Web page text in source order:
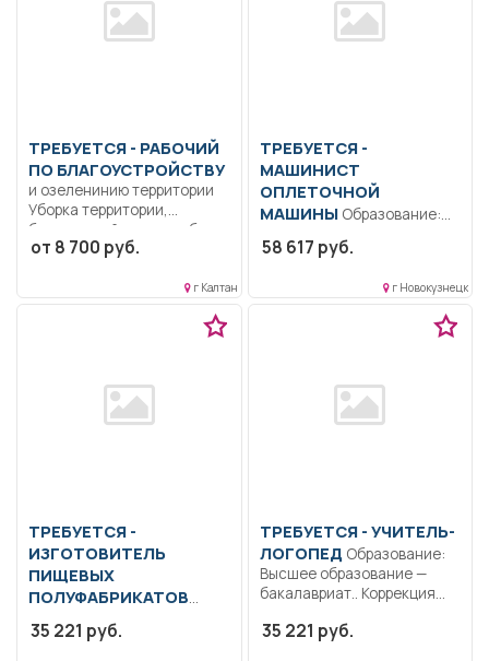
ТРЕБУЕТСЯ - РАБОЧИЙ
ПО БЛАГОУСТРОЙСТВУ
и озеленинию территории
Уборка территории,
благоустройство клумб..
Неполный рабочий день/
от 8 700 руб.
г Калтан
ТРЕБУЕТСЯ -
МАШИНИСТ
ОПЛЕТОЧНОЙ
МАШИНЫОбразование:
профессиональное
производственном цехе;
58 617 руб.
г Новокузнецк
ТРЕБУЕТСЯ -
ИЗГОТОВИТЕЛЬ
ПИЩЕВЫХ
ПОЛУФАБРИКАТОВ
Изготовление
35 221 руб.
ТРЕБУЕТСЯ - УЧИТЕЛЬ-
ЛОГОПЕДОбразование:
Высшее образование —
бакалавриат.. Коррекция
35 221 руб.